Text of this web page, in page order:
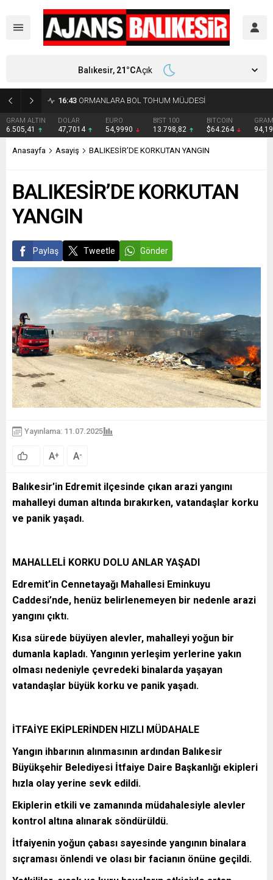
16:43 ORMANLARA BOL TOHUM MÜJDESİ
ALTIN DOLAR
47,7014 54,9990
BIST 100
13.798,82
BITCOIN
$64.264
GRAM
94,19
Balıkesir, 21°CAçık
Anasayfa Asayiş BALIKESİR’DE KORKUTAN YANGIN
BALIKESİR’DE KORKUTAN
YANGIN
Paylaş Tweetle Gönder
Yayınlama: 11.07.2025
A+ A-
Balıkesir’in Edremit ilçesinde çıkan arazi yangını
mahalleyi duman altında bırakırken, vatandaşlar korku
ve panik yaşadı.
MAHALLELİ KORKU DOLU ANLAR YAŞADI
Edremit’in Cennetayağı Mahallesi Eminkuyu
Caddesi’nde, henüz belirlenemeyen bir nedenle arazi
yangını çıktı.
Kısa sürede büyüyen alevler, mahalleyi yoğun bir
dumanla kapladı. Yangının yerleşim yerlerine yakın
olması nedeniyle çevredeki binalarda yaşayan
vatandaşlar büyük korku ve panik yaşadı.
İTFAİYE EKİPLERİNDEN HIZLI MÜDAHALE
Yangın ihbarının alınmasının ardından Balıkesir
Büyükşehir Belediyesi İtfaiye Daire Başkanlığı ekipleri
hızla olay yerine sevk edildi.
Ekiplerin etkili ve zamanında müdahalesiyle alevler
kontrol altına alınarak söndürüldü.
İtfaiyenin yoğun çabası sayesinde yangının binalara
sıçraması önlendi ve olası bir facianın önüne geçildi.